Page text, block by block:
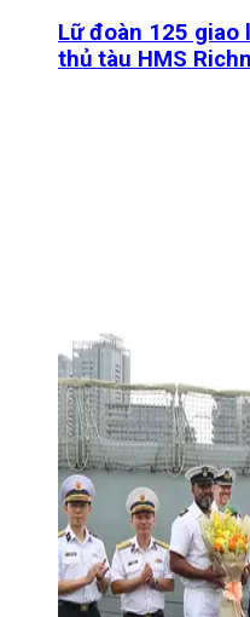
Lữ đoàn 125 giao
thủ tàu HMS